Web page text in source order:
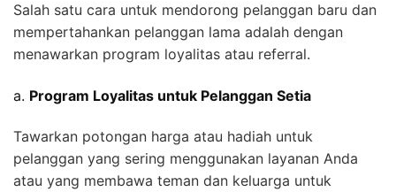
Salah satu cara untuk mendorong pelanggan baru dan
mempertahankan pelanggan lama adalah dengan
menawarkan program loyalitas atau referral.
a. Program Loyalitas untuk Pelanggan Setia
Tawarkan potongan harga atau hadiah untuk
pelanggan yang sering menggunakan layanan Anda
atau yang membawa teman dan keluarga untuk